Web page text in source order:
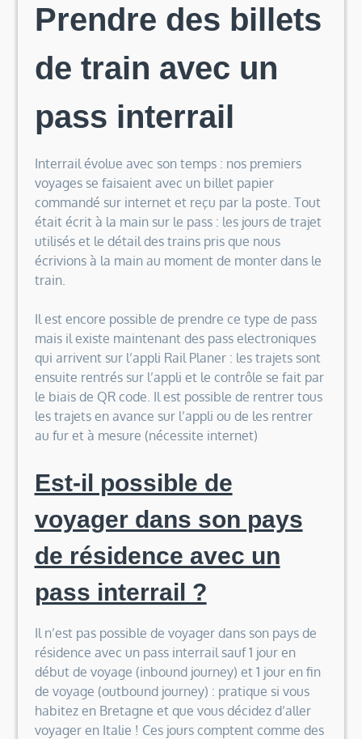
Prendre des billets
de train avec un
pass interrail
Interrail évolue avec son temps : nos premiers
voyages se faisaient avec un billet papier
commandé sur internet et reçu par la poste. Tout
était écrit à la main sur le pass : les jours de trajet
utilisés et le détail des trains pris que nous
écrivions à la main au moment de monter dans le
train.
Il est encore possible de prendre ce type de pass
mais il existe maintenant des pass electroniques
qui arrivent sur l’appli Rail Planer : les trajets sont
ensuite rentrés sur l’appli et le contrôle se fait par
le biais de QR code. Il est possible de rentrer tous
les trajets en avance sur l’appli ou de les rentrer
au fur et à mesure (nécessite internet)
Est-il possible de
voyager dans son pays
de résidence avec un
pass interrail ?
Il n’est pas possible de voyager dans son pays de
résidence avec un pass interrail sauf 1 jour en
début de voyage (inbound journey) et 1 jour en fin
de voyage (outbound journey) : pratique si vous
habitez en Bretagne et que vous décidez d’aller
voyager en Italie ! Ces jours comptent comme des